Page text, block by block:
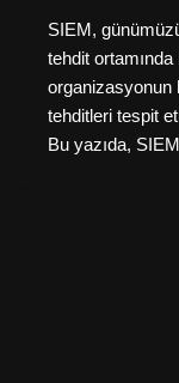
SIEM,
tehdit
organizasyonun
tehditleri tespit
Bu yazıda,